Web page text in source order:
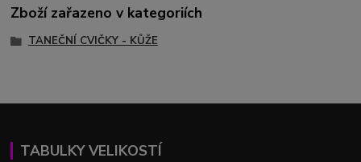
Zboží zařazeno v kategoriích
TANEČNÍ CVIČKY - KŮŽE
TABULKY VELIKOSTÍ